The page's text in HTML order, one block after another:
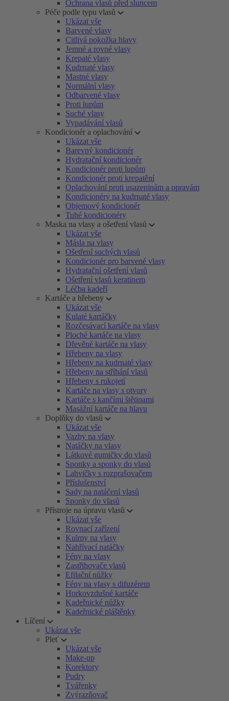
Ochrana vlasů před sluncem
Péče podle typu vlasů
Ukázat vše
Barvené vlasy
Citlivá pokožka hlavy
Jemné a rovné vlasy
Krepaté vlasy
Kudrnaté vlasy
Mastné vlasy
Normální vlasy
Odbarvené vlasy
Proti lupům
Suché vlasy
Vypadávání vlasů
Kondicionér a oplachování
Ukázat vše
Barevný kondicionér
Hydratační kondicionér
Kondicionér proti lupům
Kondicionér proti krepatění
Oplachování proti usazeninám a opravám
Kondicionéry na kudrnaté vlasy
Objemový kondicionér
Tuhé kondicionéry
Maska na vlasy a ošetření vlasů
Ukázat vše
Másla na vlasy
Ošetření suchých vlasů
Kondicionér pro barvené vlasy
Hydratační ošetření vlasů
Ošetření vlasů keratinem
Léčba kadeří
Kartáče a hřebeny
Ukázat vše
Kulaté kartáčky
Rozčesávací kartáče na vlasy
Ploché kartáče na vlasy
Dřevěné kartáče na vlasy
Hřebeny na vlasy
Hřebeny na kudrnaté vlasy
Hřebeny na stříhání vlasů
Hřebeny s rukojetí
Kartáče na vlasy s otvory
Kartáče s kančími štětinami
Masážní kartáče na hlavu
Doplňky do vlasů
Ukázat vše
Vazby na vlasy
Natáčky na vlasy
Látkové gumičky do vlasů
Sponky a sponky do vlasů
Lahvičky s rozprašovačem
Příslušenství
Sady na natáčení vlasů
Sponky do vlasů
Přístroje na úpravu vlasů
Ukázat vše
Rovnací zařízení
Kulmy na vlasy
Nahřívací natáčky
Fény na vlasy
Zastřihovače vlasů
Efilační nůžky
Fény na vlasy s difuzérem
Horkovzdušné kartáče
Kadeřnické nůžky
Kadeřnické pláštěnky
Líčení
Ukázat vše
Pleť
Ukázat vše
Make-up
Korektory
Pudry
Tvářenky
Zvýrazňovač